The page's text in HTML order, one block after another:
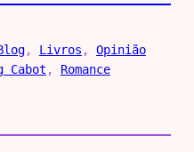
, Livros , Opinião
Cabot , Romance